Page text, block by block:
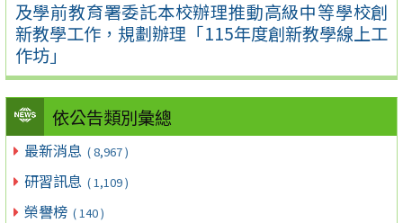
及學前教育署委託本校辦理推動高級中等學校創
新教學工作，規劃辦理「115年度創新教學線上工
作坊」
依公告類別彙總
最新消息 ( 8,967 )
研習訊息 ( 1,109 )
榮譽榜 ( 140 )